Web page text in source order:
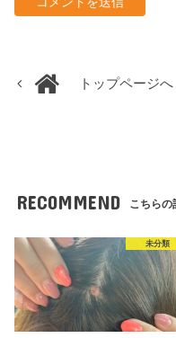
トップページへ
RECOMMEND こちらの
未分類